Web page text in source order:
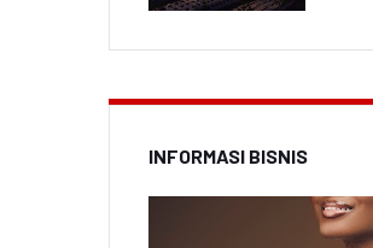
INFORMASI BISNIS